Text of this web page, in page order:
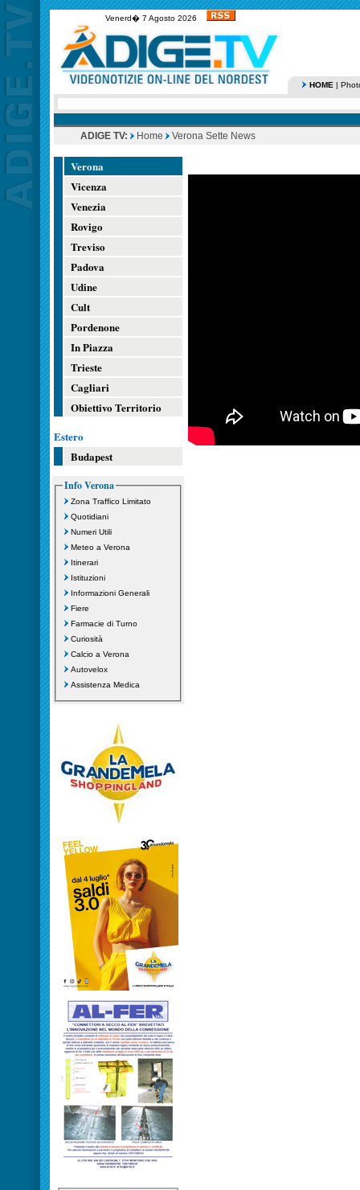
Venerd� 7 Agosto 2026
HOME |
ADIGE TV: Home Verona Sette News
Verona
Vicenza
Venezia
Rovigo
Treviso
Padova
Udine
Cult
Pordenone
In Piazza
Trieste
Cagliari
Obiettivo Territorio
Estero
Budapest
Info Verona
Zona Traffico Limitato
Quotidiani
Numeri Utili
Meteo a Verona
Itinerari
Istituzioni
Informazioni Generali
Fiere
Farmacie di Turno
Curiosità
Calcio a Verona
Autovelox
Assistenza Medica